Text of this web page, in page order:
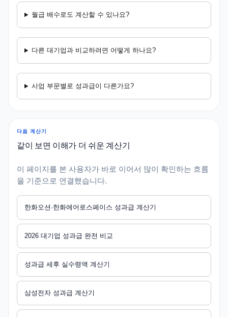
월급 배수로도 계산할 수 있나요?
다른 대기업과 비교하려면 어떻게 하나요?
사업 부문별로 성과급이 다른가요?
다음 계산기
같이 보면 이해가 더 쉬운 계산기
이 페이지를 본 사용자가 바로 이어서 많이 확인하는 흐름
을 기준으로 연결했습니다.
한화오션·한화에어로스페이스 성과급 계산기
2026 대기업 성과급 완전 비교
성과급 세후 실수령액 계산기
삼성전자 성과급 계산기